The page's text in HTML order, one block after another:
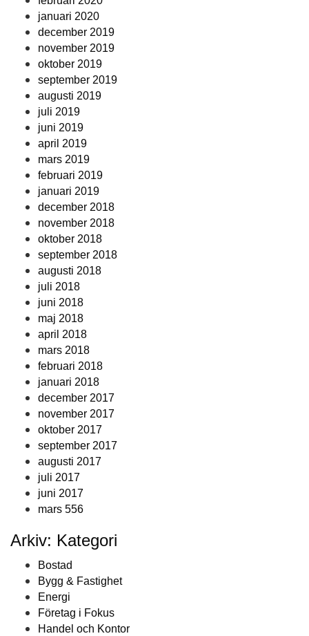
januari 2020
december 2019
november 2019
oktober 2019
september 2019
augusti 2019
juli 2019
juni 2019
april 2019
mars 2019
februari 2019
januari 2019
december 2018
november 2018
oktober 2018
september 2018
augusti 2018
juli 2018
juni 2018
maj 2018
april 2018
mars 2018
februari 2018
januari 2018
december 2017
november 2017
oktober 2017
september 2017
augusti 2017
juli 2017
juni 2017
mars 556
Arkiv: Kategori
Bostad
Bygg & Fastighet
Energi
Företag i Fokus
Handel och Kontor